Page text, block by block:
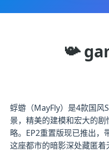
📯
蜉蝣（MayFly）是4款国风
景，精美的建模和宏大的
略。EP2重置版现已推出，
这座都市的暗影深处藏匿